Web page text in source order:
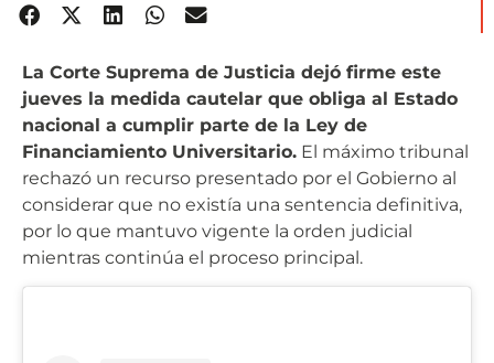
La Corte Suprema de Justicia dejó firme este
jueves la medida cautelar que obliga al Estado
nacional a cumplir parte de la Ley de
Financiamiento Universitario. El máximo tribunal
rechazó un recurso presentado por el Gobierno al
considerar que no existía una sentencia definitiva,
por lo que mantuvo vigente la orden judicial
mientras continúa el proceso principal.